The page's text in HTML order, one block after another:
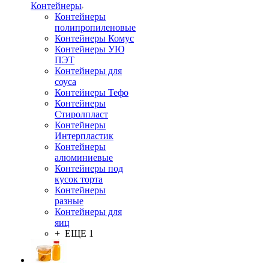
Контейнеры
Контейнеры
полипропиленовые
Контейнеры Комус
Контейнеры УЮ
ПЭТ
Контейнеры для
соуса
Контейнеры Тефо
Контейнеры
Стиролпласт
Контейнеры
Интерпластик
Контейнеры
алюминиевые
Контейнеры под
кусок торта
Контейнеры
разные
Контейнеры для
яиц
+ ЕЩЕ 1